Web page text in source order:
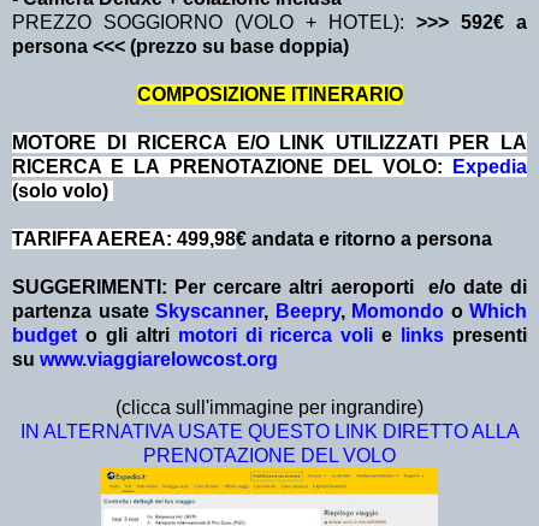
PREZZO SOGGIORNO (VOLO + HOTEL): >>> 592€ a
persona <<< (prezzo su base doppia)
COMPOSIZIONE ITINERARIO
MOTORE DI RICERCA E/O LINK UTILIZZATI PER LA
RICERCA E LA PRENOTAZIONE DEL VOLO:
Expedia
(solo volo)
TARIFFA AEREA: 499,98€ andata e ritorno a persona
SUGGERIMENTI: Per cercare altri aeroporti e/o date di
partenza usate Skyscanner, Beepry, Momondo o Which
budget o gli altri motori di ricerca voli e links presenti
su www.viaggiarelowcost.org
(clicca sull'immagine per ingrandire)
IN ALTERNATIVA USATE QUESTO LINK DIRETTO ALLA
PRENOTAZIONE DEL VOLO